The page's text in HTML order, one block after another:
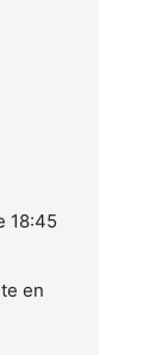
18:45
en